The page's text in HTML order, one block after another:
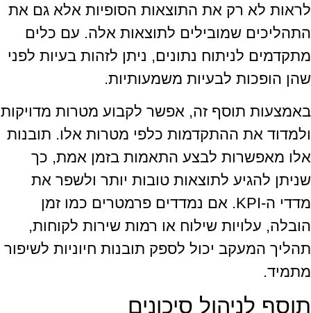
לראות לא רק את התוצאות הסופיות אלא גם את
התהליכים שמובילים לתוצאות אלה. עם כלים
מתקדמים לניתוח נתונים, ניתן לזהות בעיות לפני
שהן הופכות לבעיות משמעותיות.
באמצעות תוסף זה, אפשר לקבוע מטרות מדויקות
ולמדוד את ההתקדמות כלפי מטרות אלו. תובנות
אלו מאפשרות לבצע התאמות בזמן אמת, כך
שניתן להגיע לתוצאות טובות יותר ולשפר את
מדדי ה-KPI. אם נמדדים פרמטרים כמו זמן
הובלה, עלויות שילוח או רמות שירות לקוחות,
תהליך המעקב יכול לספק תובנות חיוניות לשיפור
מתמיד.
תוסף לניהול סיכונים